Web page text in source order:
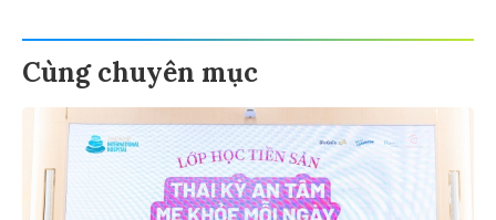
Cùng chuyên mục